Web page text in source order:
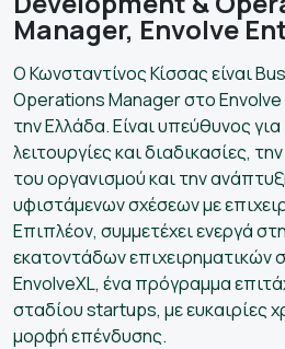
Manager, Envolve
Ο Κωνσταντίνος Κίσσας είναι
Operations Manager στο
την Ελλάδα. Είναι υπεύθυνος
λειτουργίες και διαδικασίες,
του οργανισμού και την
υφιστάμενων σχέσεων με
Επιπλέον, συμμετέχει ενεργά
εκατοντάδων επιχειρηματικών
EnvolveXL, ένα πρόγραμμα
σταδίου startups, με ευκαιρίες
μορφή επένδυσης.